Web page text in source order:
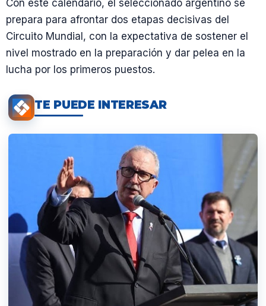
Con este calendario, el seleccionado argentino se
prepara para afrontar dos etapas decisivas del
Circuito Mundial, con la expectativa de sostener el
nivel mostrado en la preparación y dar pelea en la
lucha por los primeros puestos.
TE PUEDE INTERESAR